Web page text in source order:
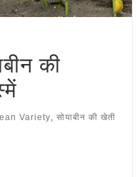
की
Variety, सोयाबीन की खेती